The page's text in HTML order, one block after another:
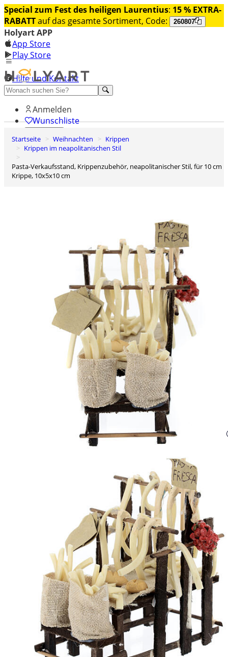
Special zum Fest des heiligen Laurentius: 15 % EXTRA-
RABATTauf das gesamte Sortiment, Code: 260807
Holyart APP
App Store
Play Store
Hilfe und Kontakt
Entdecken Sie Premium
Anmelden
Wunschliste
0
Warenkorb
Startseite Weihnachten
Krippen
Krippen im neapolitanischen Stil
Pasta-Verkaufsstand, Krippenzubehör, neapolitanischer Stil, für 10 cm
Krippe, 10x5x10 cm